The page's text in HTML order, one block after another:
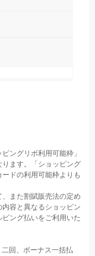
ングリボ利用可能枠」
ます。「ショッピング
ドの利用可能枠よりも
また割賦販売法の定め
容と異なるショッピン
ング払いをご利用いた
二回、ボーナス一括払